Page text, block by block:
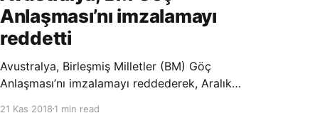
Anlaşması’nı imzalamayı
reddetti
Avustralya, Birleşmiş Milletler (BM) Göç
Anlaşması’nı imzalamayı reddederek, Aralık
21 Kas 20181 min read